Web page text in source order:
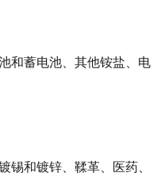
联系我们
和蓄电池、其他铵盐、电
锡和镀锌、鞣革、医药、